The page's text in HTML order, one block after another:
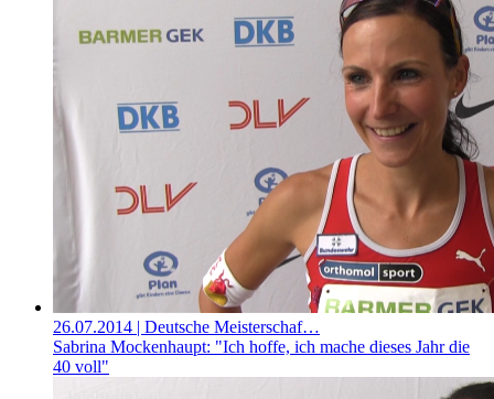
26.07.2014 | Deutsche Meisterschaf…
Sabrina Mockenhaupt: "Ich hoffe, ich mache dieses Jahr die
40 voll"